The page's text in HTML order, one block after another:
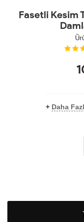
Fasetli Kesim
+ Daha